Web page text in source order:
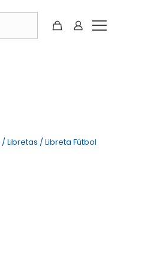
/ Libretas / Libreta Fútbol